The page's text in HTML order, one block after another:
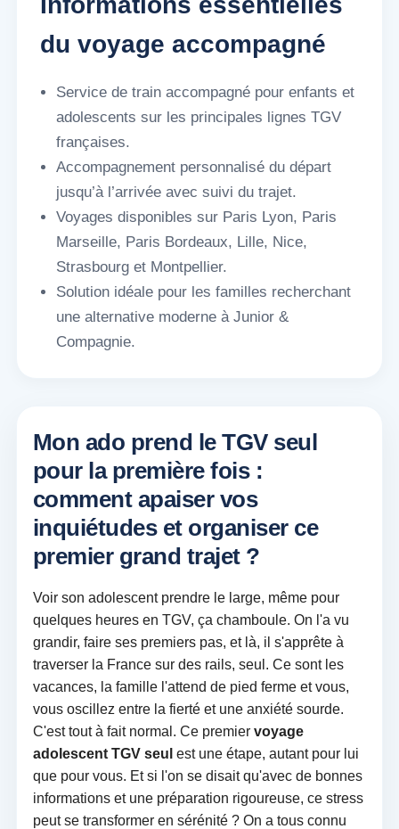
du voyage accompagné
Service de train accompagné pour enfants et
adolescents sur les principales lignes TGV
françaises.
Accompagnement personnalisé du départ
jusqu’à l’arrivée avec suivi du trajet.
Voyages disponibles sur Paris Lyon, Paris
Marseille, Paris Bordeaux, Lille, Nice,
Strasbourg et Montpellier.
Solution idéale pour les familles recherchant
une alternative moderne à Junior &
Compagnie.
Mon ado prend le TGV seul
pour la première fois :
comment apaiser vos
inquiétudes et organiser ce
premier grand trajet ?
Voir son adolescent prendre le large, même pour
quelques heures en TGV, ça chamboule. On l'a vu
grandir, faire ses premiers pas, et là, il s'apprête à
traverser la France sur des rails, seul. Ce sont les
vacances, la famille l'attend de pied ferme et vous,
vous oscillez entre la fierté et une anxiété sourde.
C'est tout à fait normal. Ce premier voyage
adolescent TGV seul est une étape, autant pour lui
que pour vous. Et si l'on se disait qu'avec de bonnes
informations et une préparation rigoureuse, ce stress
peut se transformer en sérénité ? On a tous connu